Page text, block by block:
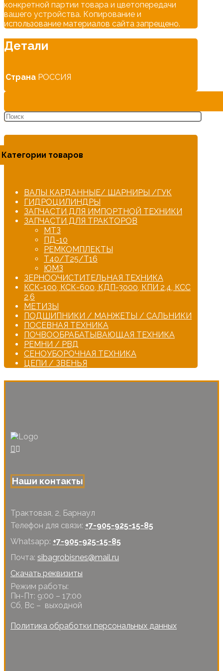
конкретной партии товара и цветопередачи
вашего устройства. Копирование и
использование материалов сайта запрещено.
Детали
Страна РОССИЯ
Категории товаров
ВАЛЫ КАРДАННЫЕ/ ШАРНИРЫ /ГУК
ГИДРОЦИЛИНДРЫ
ЗАПЧАСТИ ДЛЯ ИМПОРТНОЙ ТЕХНИКИ
ЗАПЧАСТИ ДЛЯ ТРАКТОРОВ
МТЗ
ПД-10
РЕМКОМПЛЕКТЫ
Т40/Т25/Т16
ЮМЗ
ЗЕРНООЧИСТИТЕЛЬНАЯ ТЕХНИКА
КСК-100, КСК-600, КДП-3000, КПИ 2,4, КСС
2,6
МЕТИЗЫ
ПОДШИПНИКИ / МАНЖЕТЫ / САЛЬНИКИ
ПОСЕВНАЯ ТЕХНИКА
ПОЧВООБРАБАТЫВАЮЩАЯ ТЕХНИКА
РЕМНИ / РВД
СЕНОУБОРОЧНАЯ ТЕХНИКА
ЦЕПИ / ЗВЕНЬЯ
Наши контакты
Трактовая, 2, Барнаул
Телефон для связи: +7-905-925-15-85
Whatsapp: +7-905-925-15-85
Почта: sibagrobisnes@mail.ru
Скачать реквизиты
Режим работы:
Пн-Пт: 9:00 – 17:00
Сб, Вс – выходной
Политика обработки персональных данных